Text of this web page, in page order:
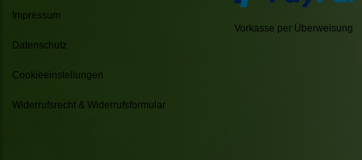
Impressum
Datenschutz
Cookieeinstellungen
Widerrufsrecht & Widerrufsformular
Vorkasse per Überweisung